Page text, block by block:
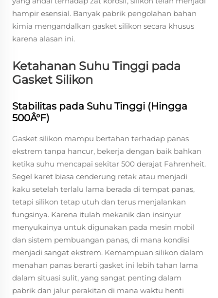
hampir esensial. Banyak pabrik pengolahan bahan
kimia mengandalkan gasket silikon secara khusus
karena alasan ini.
Ketahanan Suhu Tinggi pada
Gasket Silikon
Stabilitas pada Suhu Tinggi (Hingga
500Â°F)
Gasket silikon mampu bertahan terhadap panas
ekstrem tanpa hancur, bekerja dengan baik bahkan
ketika suhu mencapai sekitar 500 derajat Fahrenheit.
Segel karet biasa cenderung retak atau menjadi
kaku setelah terlalu lama berada di tempat panas,
tetapi silikon tetap utuh dan terus menjalankan
fungsinya. Karena itulah mekanik dan insinyur
menyukainya untuk digunakan pada mesin mobil
dan sistem pembuangan panas, di mana kondisi
menjadi sangat ekstrem. Kemampuan silikon dalam
menahan panas berarti gasket ini lebih tahan lama
dalam situasi sulit, yang sangat penting dalam
pabrik dan jalur perakitan di mana waktu henti